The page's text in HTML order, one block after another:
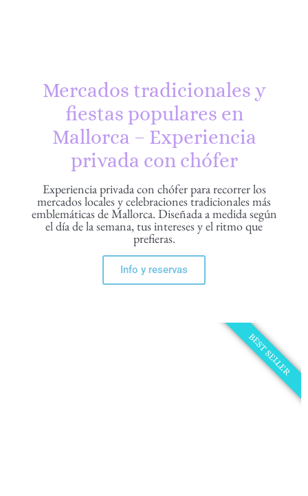
Mercados tradicionales y
fiestas populares en
Mallorca – Experiencia
privada con chófer
Experiencia privada con chófer para recorrer los
mercados locales y celebraciones tradicionales más
emblemáticas de Mallorca. Diseñada a medida según
el día de la semana, tus intereses y el ritmo que
prefieras.
Info y reservas
BEST SELLER